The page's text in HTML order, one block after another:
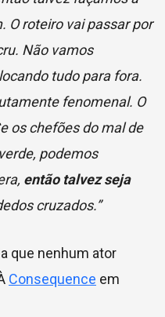
O roteiro vai passar por
Não vamos
tudo para fora.
fenomenal. O
os chefões do mal de
podemos
então talvez seja
cruzados.”
que nenhum ator
Consequence em